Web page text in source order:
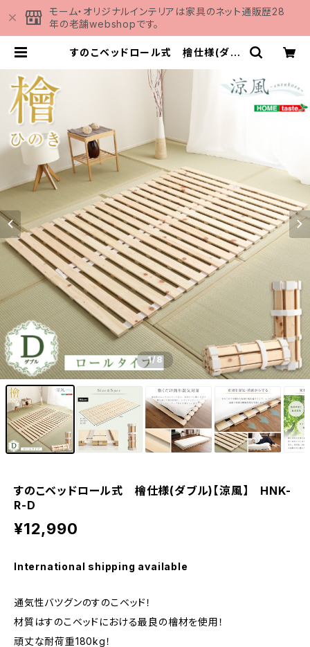
モーム・オリジナルインテリアは家具のネット通販歴28
年の老舗webshopです。
すのこベッドロール式 檜仕様(ダブ
専門店 MOMU
1/8
すのこベッドロール式 檜仕様(ダブル)【涼風】 HNK-
R-D
¥12,990
International shipping available
通気性バツグンのすのこベッド！
材質はすのこベッドにおける最良の檜材を使用！
頑丈な耐荷重180kg！